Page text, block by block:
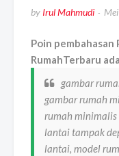
by Irul Mahmudi
Poin pembahasan
RumahTerbaru
gambar
gambar rumah
rumah minimalis
lantai tampak
lantai, model